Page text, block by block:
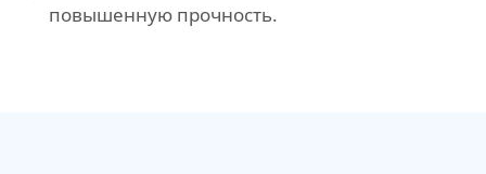
повышенную прочность.